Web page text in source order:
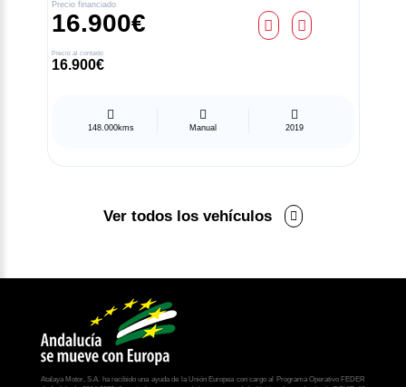
Precio financiado
16.900€
Precio al contado
16.900€
148.000kms Manual 2019
Ver todos los vehículos
atencionalcliente@atalayamotor.com
Aviso legal
Atalaya Motor, S.A. ha recibido una ayuda de la Unión Europea con cargo al Programa Operativo FEDER